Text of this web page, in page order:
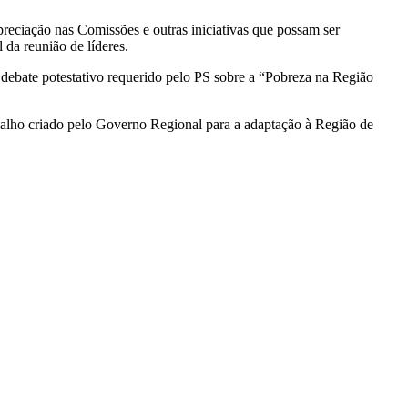
nas Comissões e outras iniciativas que possam ser
reunião de líderes.
potestativo requerido pelo PS sobre a “Pobreza na Região
criado pelo Governo Regional para a adaptação à Região de